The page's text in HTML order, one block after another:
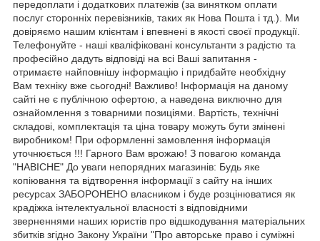
передоплати і додаткових платежів (за винятком оплати
послуг сторонніх перевізників, таких як Нова Пошта і тд.). Ми
довіряємо нашим клієнтам і впевнені в якості своєї продукції.
Телефонуйте - наші кваліфіковані консультанти з радістю та
професійно дадуть відповіді на всі Ваші запитання -
отримаєте найповнішу інформацію і придбайте необхідну
Вам техніку вже сьогодні! Важливо! Інформація на даному
сайті не є публічною офертою, а наведена виключно для
ознайомлення з товарними позиціями. Вартість, технічні
складові, комплектація та ціна товару можуть бути змінені
виробником! При оформленні замовлення інформація
уточнюється !!! Гарного Вам врожаю! З повагою команда
"НАВІСНЕ" До уваги непорядних магазинів: Будь яке
копіювання та відтворення інформації з сайту на інших
ресурсах ЗАБОРОНЕНО власником і буде розцінюватися як
крадіжка інтелектуальної власності з відповідними
зверненнями наших юристів про відшкодування матеріальних
збитків згідно Закону України "Про авторське право і суміжні